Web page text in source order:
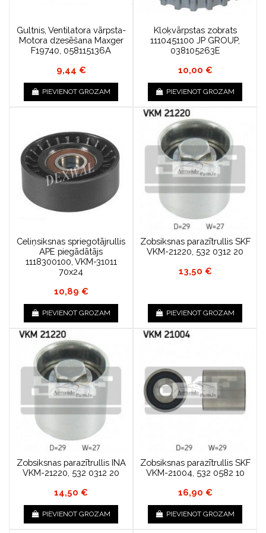
Gultnis, Ventilatora vārpsta-
Motora dzesēšana Maxger
F19740, 058115136A
9,44 €
PIEVIENOT GROZAM
Kloķvārpstas zobrats
1110451100 JP GROUP,
038105263E
10,00 €
PIEVIENOT GROZAM
Celiņsiksnas spriegotājrullis
APE piegādātājs
1118300100, VKM-31011
70x24
10,89 €
PIEVIENOT GROZAM
Zobsiksnas parazītrullis SKF
VKM-21220, 532 0312 20
13,50 €
PIEVIENOT GROZAM
Zobsiksnas parazītrullis INA
VKM-21220, 532 0312 20
14,50 €
PIEVIENOT GROZAM
Zobsiksnas parazītrullis SKF
VKM-21004, 532 0582 10
16,90 €
PIEVIENOT GROZAM